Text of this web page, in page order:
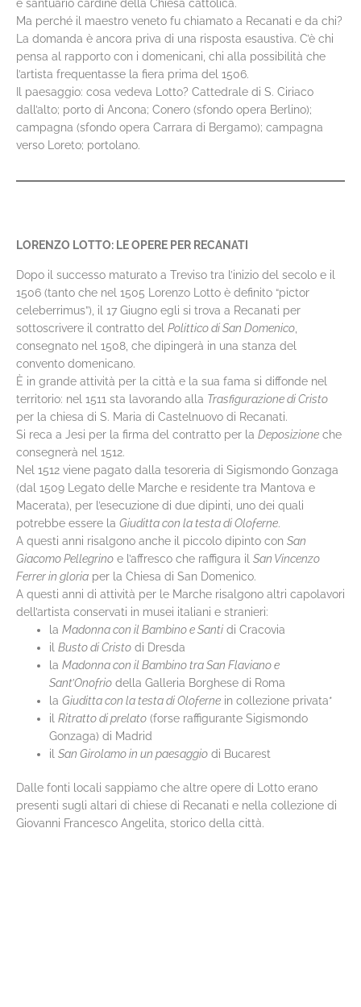
e santuario cardine della Chiesa cattolica.
Ma perché il maestro veneto fu chiamato a Recanati e da chi?
La domanda è ancora priva di una risposta esaustiva. C’è chi
pensa al rapporto con i domenicani, chi alla possibilità che
l’artista frequentasse la fiera prima del 1506.
Il paesaggio: cosa vedeva Lotto? Cattedrale di S. Ciriaco
dall’alto; porto di Ancona; Conero (sfondo opera Berlino);
campagna (sfondo opera Carrara di Bergamo); campagna
verso Loreto; portolano.
LORENZO LOTTO: LE OPERE PER RECANATI
Dopo il successo maturato a Treviso tra l’inizio del secolo e il
1506 (tanto che nel 1505 Lorenzo Lotto è definito “pictor
celeberrimus”), il 17 Giugno egli si trova a Recanati per
sottoscrivere il contratto del Polittico di San Domenico
consegnato nel 1508, che dipingerà in una stanza del
convento domenicano.
È in grande attività per la città e la sua fama si diffonde nel
territorio: nel 1511 sta lavorando alla Trasfigurazione di Cristo
per la chiesa di S. Maria di Castelnuovo di Recanati.
Si reca a Jesi per la firma del contratto per la Deposizione che
consegnerà nel 1512.
Nel 1512 viene pagato dalla tesoreria di Sigismondo Gonzaga
(dal 1509 Legato delle Marche e residente tra Mantova e
Macerata), per l’esecuzione di due dipinti, uno dei quali
potrebbe essere la Giuditta con la testa di Oloferne.
A questi anni risalgono anche il piccolo dipinto con San
Giacomo Pellegrino e l’affresco che raffigura il San Vincenzo
Ferrer in gloria per la Chiesa di San Domenico.
A questi anni di attività per le Marche risalgono altri capolavori
dell’artista conservati in musei italiani e stranieri:
laMadonna con il Bambino e Santi di Cracovia
ilBusto di Cristo di Dresda
laMadonna con il Bambino tra San Flaviano e
Sant’Onofrio della Galleria Borghese di Roma
laGiuditta con la testa di Oloferne in collezione privata*
ilRitratto di prelato (forse raffigurante Sigismondo
Gonzaga) di Madrid
ilSan Girolamo in un paesaggio di Bucarest
Dalle fonti locali sappiamo che altre opere di Lotto erano
presenti sugli altari di chiese di Recanati e nella collezione di
Giovanni Francesco Angelita, storico della città.